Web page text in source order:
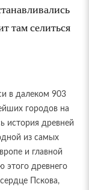
там селиться
в далеком 903
городов на
история древней
из самых
и главной
этого древнего
Пскова,